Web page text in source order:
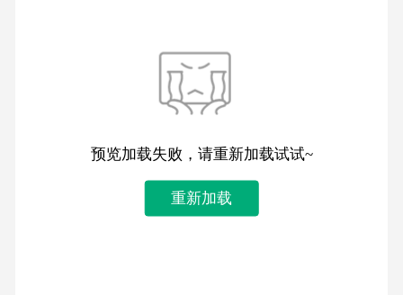
预览加载失败，请重新加载试试~
重新加载